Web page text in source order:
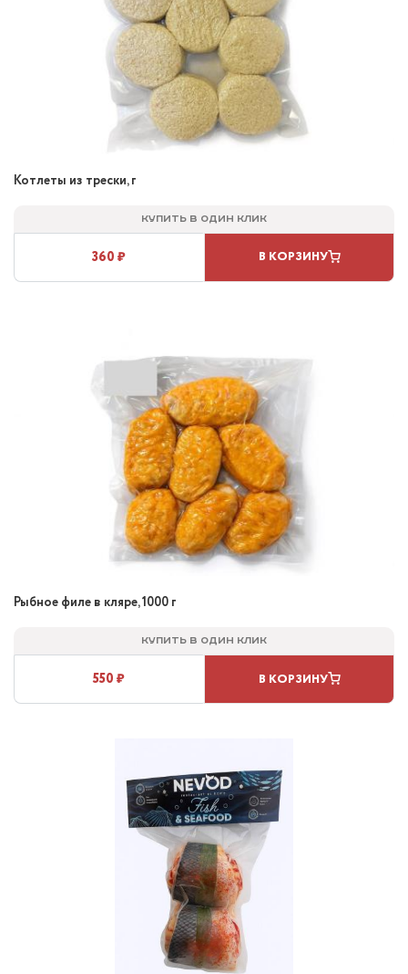
Котлеты из трески, г
Купить в один клик
360 ₽ В КОРЗИНУ
Рыбное филе в кляре, 1000 г
Купить в один клик
550 ₽ В КОРЗИНУ